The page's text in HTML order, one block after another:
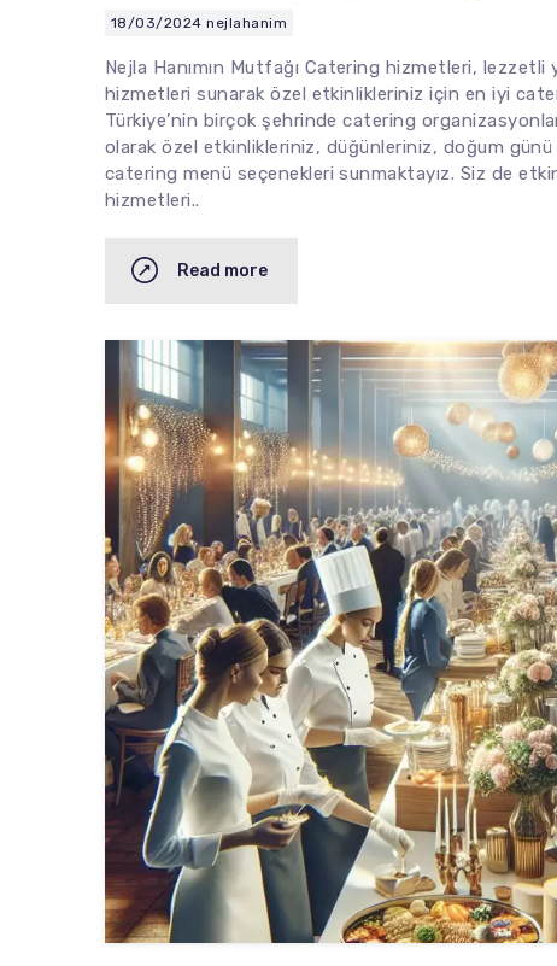
18/03/2024 nejlahanim
Nejla Hanımın Mutfağı Catering hizmetleri,
hizmetleri sunarak özel etkinlikleriniz için en iyi
Türkiye’nin birçok şehrinde catering
olarak özel etkinlikleriniz, düğünleriniz, doğum
catering menü seçenekleri sunmaktayız. Siz de
hizmetleri..
Read more